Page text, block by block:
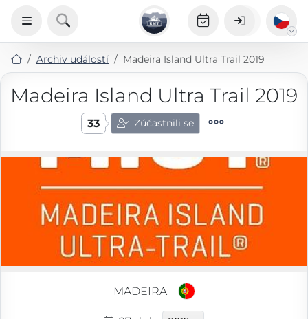
Archiv událostí Madeira Island Ultra Trail 2019
Madeira Island Ultra Trail 2019
33 Zúčastnili se
MADEIRA